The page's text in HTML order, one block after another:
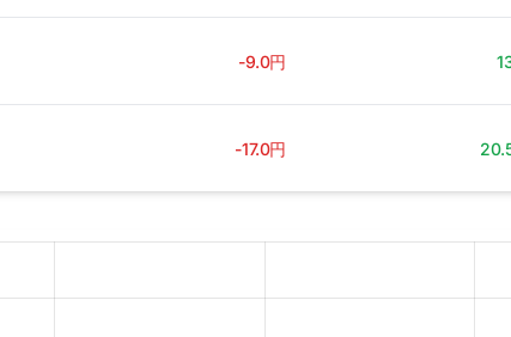
-9.0円
-17.0円